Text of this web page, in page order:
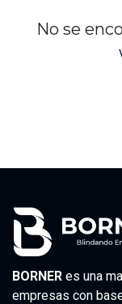
No se
BORNER es una
empresas con